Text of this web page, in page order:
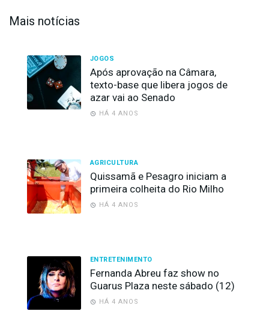
Mais notícias
JOGOS
Após aprovação na Câmara,
texto-base que libera jogos de
azar vai ao Senado
HÁ 4 ANOS
AGRICULTURA
Quissamã e Pesagro iniciam a
primeira colheita do Rio Milho
HÁ 4 ANOS
ENTRETENIMENTO
Fernanda Abreu faz show no
Guarus Plaza neste sábado (12)
HÁ 4 ANOS